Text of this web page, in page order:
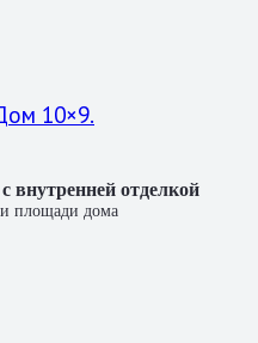
10×9.
внутренней отделкой
и площади дома